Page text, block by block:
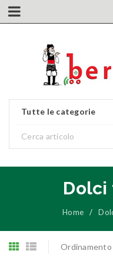
Tutte le categorie
Dolci
Home /